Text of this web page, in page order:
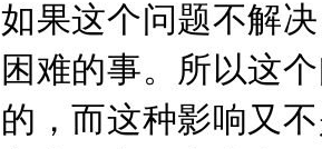
如果这个问题不解
困难的事。所以这
的，而这种影响又